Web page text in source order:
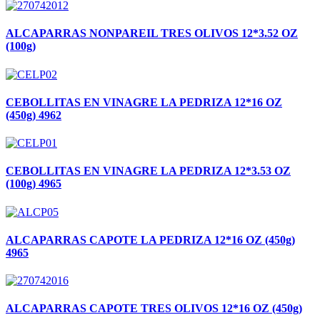
ALCAPARRAS NONPAREIL TRES OLIVOS 12*3.52 OZ
(100g)
CEBOLLITAS EN VINAGRE LA PEDRIZA 12*16 OZ
(450g) 4962
CEBOLLITAS EN VINAGRE LA PEDRIZA 12*3.53 OZ
(100g) 4965
ALCAPARRAS CAPOTE LA PEDRIZA 12*16 OZ (450g)
4965
ALCAPARRAS CAPOTE TRES OLIVOS 12*16 OZ (450g)